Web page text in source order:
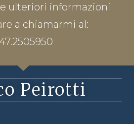
ulteriori informazioni
a chiamarmi al:
Peirotti